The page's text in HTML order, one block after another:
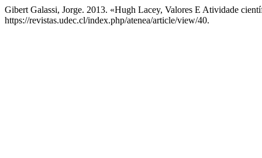
Gibert Galassi, Jorge. 2013. «Hugh Lacey, Valores E Atividade
https://revistas.udec.cl/index.php/atenea/article/view/40.